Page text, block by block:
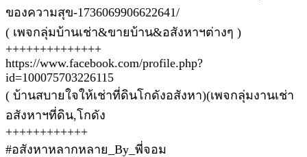
ของความสุข-1736069906622641/
( เพจกลุ่มบ้านเช่า&ขายบ้าน&อสังหาฯต่างๆ )
++++++++++++++
https://www.facebook.com/profile.php?
id=100075703226115
( บ้านสบายใจให้เช่าที่ดินโกดังอสังหา)(เพจกลุ่มงานเช่า
อสังหาฯที่ดิน,โกดัง
++++++++++++
#อสังหาหลากหลาย_By_พี่จอม